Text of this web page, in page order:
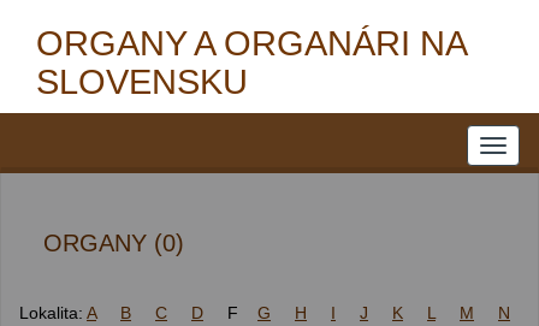
ORGANY A ORGANÁRI NA
SLOVENSKU
ORGANY (0)
Lokalita: A B C D F G H I J K L M
N